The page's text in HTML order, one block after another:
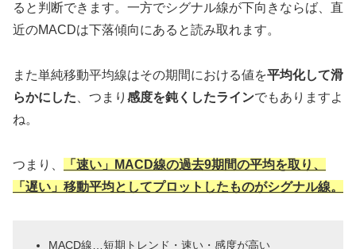
ると判断できます。一方でシグナル線が下向きならば、直
近のMACDは下落傾向にあると読み取れます。
また単純移動平均線はその期間における値を平均化して滑
らかにした 、つまり 感度を鈍くしたラインでもありますよ
ね。
つまり、
「速い」MACD線の過去9期間の平均を取り、
「遅い」移動平均としてプロットしたものがシグナル線。
MACD線…短期トレンド・速い・感度が高い